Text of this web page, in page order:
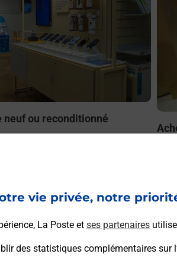
vie privée, notre
La Poste et ses partenaires
des statistiques complémentaires sur
neuf ou reconditionné
à ROUFFIGNAC ST CERNIN